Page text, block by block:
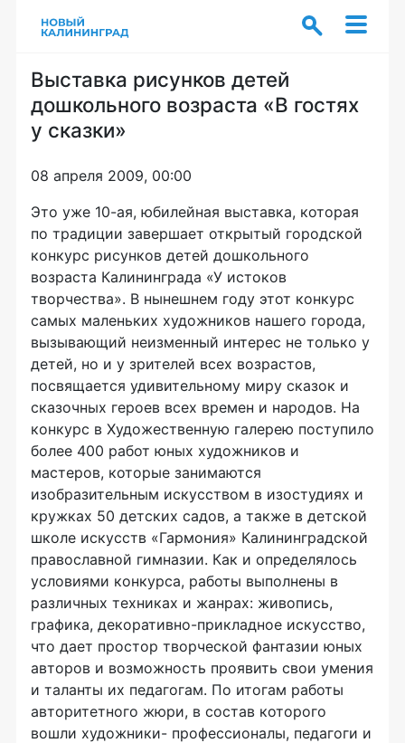
Выставка рисунков детей
дошкольного возраста «В гостях
у сказки»
08 апреля 2009, 00:00
Это уже 10-ая, юбилейная выставка, которая
по традиции завершает открытый городской
конкурс рисунков детей дошкольного
возраста Калининграда «У истоков
творчества». В нынешнем году этот конкурс
самых маленьких художников нашего города,
вызывающий неизменный интерес не только у
детей, но и у зрителей всех возрастов,
посвящается удивительному миру сказок и
сказочных героев всех времен и народов. На
конкурс в Художественную галерею поступило
более 400 работ юных художников и
мастеров, которые занимаются
изобразительным искусством в изостудиях и
кружках 50 детских садов, а также в детской
школе искусств «Гармония» Калининградской
православной гимназии. Как и определялось
условиями конкурса, работы выполнены в
различных техниках и жанрах: живопись,
графика, декоративно-прикладное искусство,
что дает простор творческой фантазии юных
авторов и возможность проявить свои умения
и таланты их педагогам. По итогам работы
авторитетного жюри, в состав которого
вошли художники- профессионалы, педагоги и